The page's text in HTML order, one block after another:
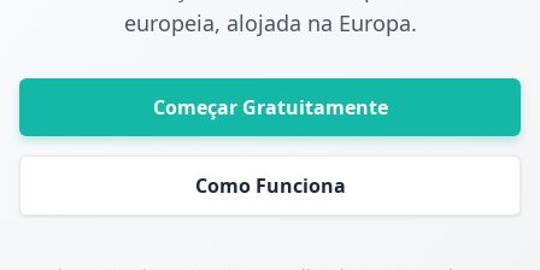
europeia, alojada na Europa.
Começar Gratuitamente
Como Funciona